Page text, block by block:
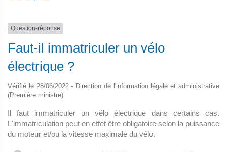
Question-réponse
Faut-il immatriculer un vélo
électrique ?
Vérifié le 28/06/2022 - Direction de l'information légale et administrative
(Première ministre)
Il faut immatriculer un vélo électrique dans certains cas.
L'immatriculation peut en effet être obligatoire selon la puissance
du moteur et/ou la vitesse maximale du vélo.